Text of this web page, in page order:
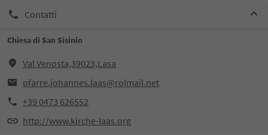
Contatti
Chiesa di San Sisinio
Val Venosta,39023,Lasa
pfarre.johannes.laas@rolmail.net
+39 0473 626552
http://www.kirche-laas.org